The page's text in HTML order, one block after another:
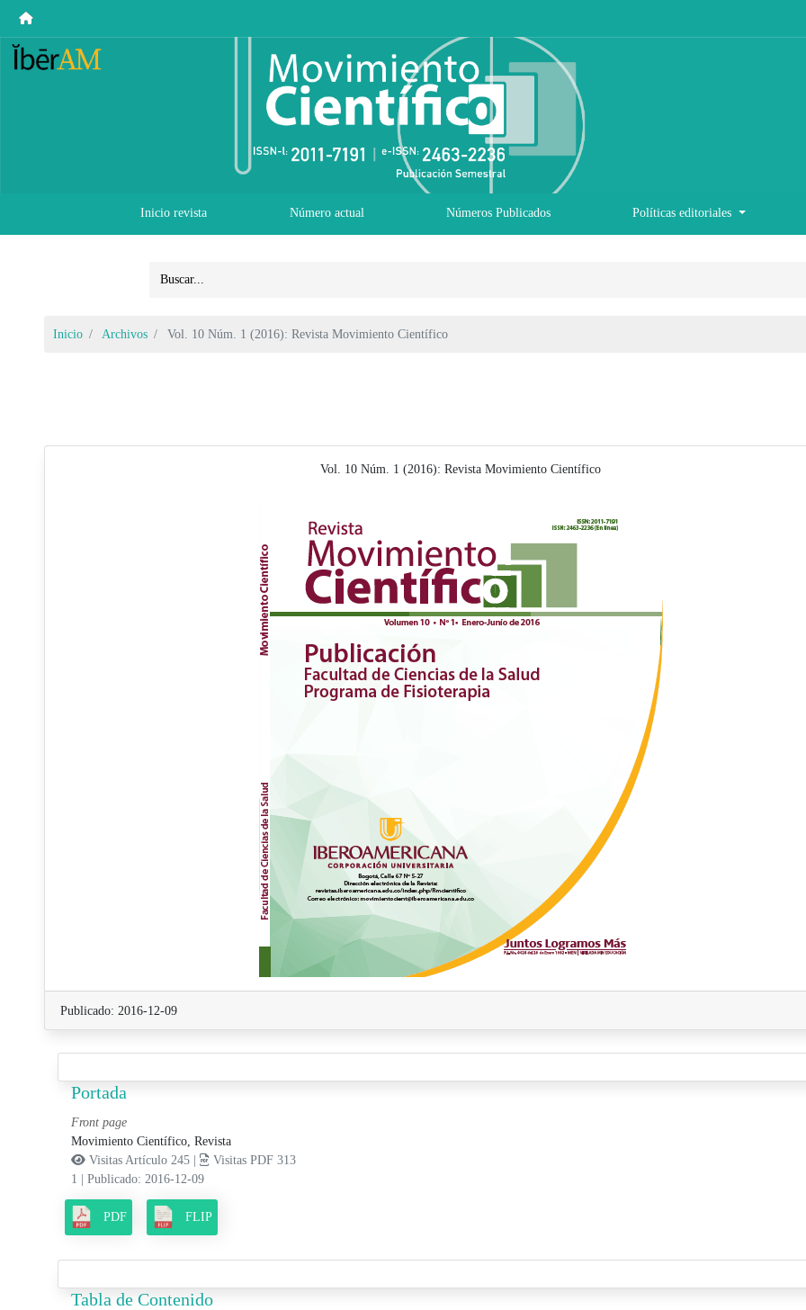
Inicio revista Número actual Números Publicados Políticas editoriales
Inicio Archivos Vol. 10 Núm. 1 (2016): Revista Movimiento Científico
Vol. 10 Núm. 1 (2016): Revista Movimiento Científico
Publicado: 2016-12-09
Portada
Front page
Movimiento Científico, Revista
Visitas Artículo 245 |
Visitas PDF 313
1 | Publicado: 2016-12-09
PDF FLIP
Tabla de Contenido